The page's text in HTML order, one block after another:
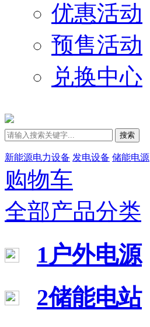
优惠活动
预售活动
兑换中心
搜索
新能源电力设备 发电设备 储能电源
购物车
全部产品分类
1户外电源
2储能电站